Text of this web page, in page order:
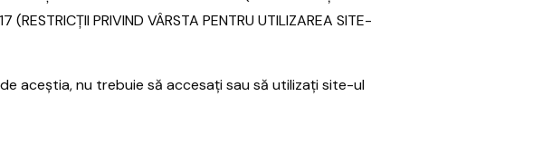
(RESTRICȚII PRIVIND VÂRSTA PENTRU UTILIZAREA SITE-
aceștia, nu trebuie să accesați sau să utilizați site-ul